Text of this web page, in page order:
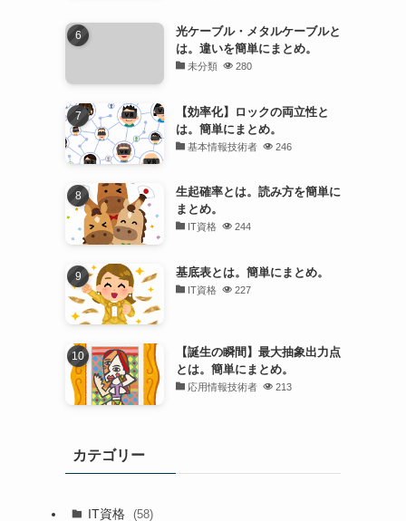
光ケーブル・メタルケーブルと
は。違いを簡単にまとめ。
未分類 280
【効率化】ロックの両立性と
は。簡単にまとめ。
基本情報技術者 246
生起確率とは。読み方を簡単に
まとめ。
IT資格 244
基底表とは。簡単にまとめ。
IT資格 227
【誕生の瞬間】最大抽象出力点
とは。簡単にまとめ。
応用情報技術者 213
カテゴリー
IT資格 (58)